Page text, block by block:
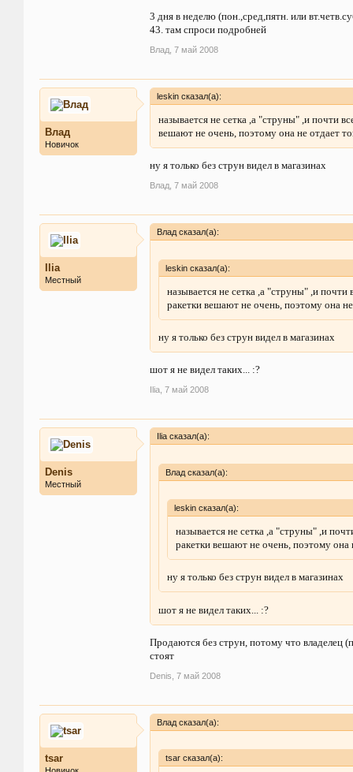
3 дня в неделю (пон.,сред,пятн. или
43. там спроси подробней
Влад 7 май 2008
Влад
Новичок
leskin сказал(а):
называется не сетка ,а "струны" ,и почти
вешают не очень, поэтому она не отдает
ну я только без струн видел в магазинах
Влад 7 май 2008
Ilia
Местный
Влад сказал(а):
leskin сказал(а):
называется не сетка ,а "струны" ,и
ракетки вешают не очень, поэтому она
ну я только без струн видел в магазинах
шот я не видел таких... :?
Ilia 7 май 2008
Denis
Местный
Ilia сказал(а):
Влад сказал(а):
leskin сказал(а):
называется не сетка ,а "струны" ,и
ракетки вешают не очень, поэтому
ну я только без струн видел в магазинах
шот я не видел таких... :?
Продаются без струн, потому что владелец
стоят
Denis 7 май 2008
tsar
Влад сказал(а):
tsar сказал(а):